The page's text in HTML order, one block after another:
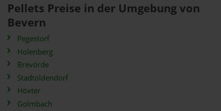
Pellets Preise in der Umgebung von
Bevern
Pegestorf
Holenberg
Brevörde
Stadtoldendorf
Höxter
Golmbach